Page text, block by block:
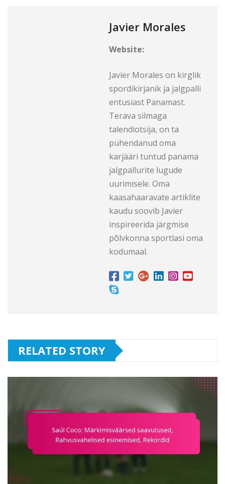
Javier Morales
Website:
Javier Morales on kirglik
spordikirjanik ja jalgpalli
entusiast Panamast.
Terava silmaga
talendiotsija, on ta
pühendanud oma
karjääri tuntud panama
jalgpallurite lugude
uurimisele. Oma
kaasahaaravate artiklite
kaudu soovib Javier
inspireerida järgmise
põlvkonna sportlasi oma
kodumaal.
RELATED STORY